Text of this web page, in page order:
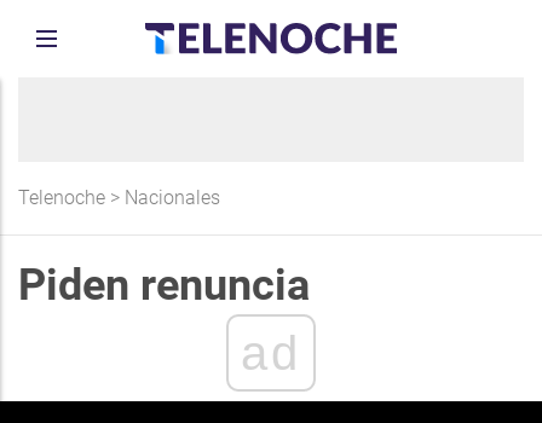
Telenoche > Nacionales
Piden renuncia
ad